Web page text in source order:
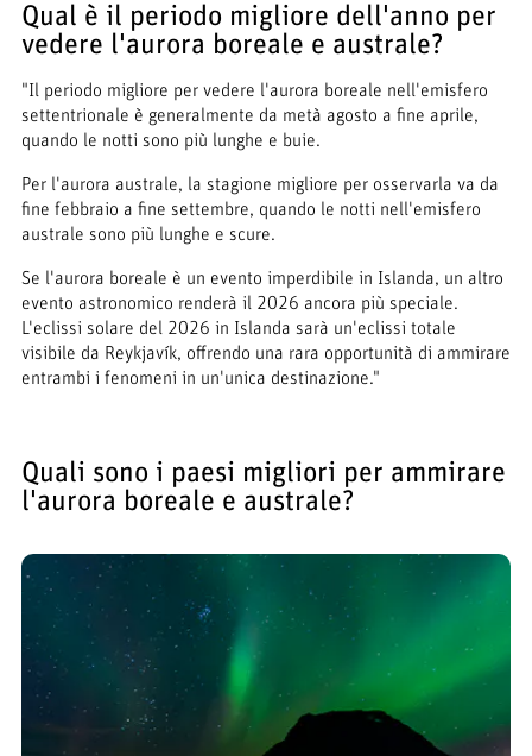
Qual è il periodo migliore dell'anno per
vedere l'aurora boreale e australe?
"Il periodo migliore per vedere l'aurora boreale nell'emisfero
settentrionale è generalmente da metà agosto a fine aprile,
quando le notti sono più lunghe e buie.
Per l'aurora australe, la stagione migliore per osservarla va da
fine febbraio a fine settembre, quando le notti nell'emisfero
australe sono più lunghe e scure.
Se l'aurora boreale è un evento imperdibile in Islanda, un altro
evento astronomico renderà il 2026 ancora più speciale.
L'eclissi solare del 2026 in Islanda sarà un'eclissi totale
visibile da Reykjavík, offrendo una rara opportunità di ammirare
entrambi i fenomeni in un'unica destinazione."
Quali sono i paesi migliori per ammirare
l'aurora boreale e australe?